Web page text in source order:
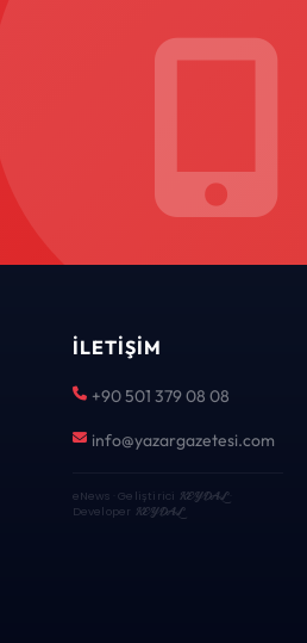
İLETIŞIM
+90 501 379 08 08
info@yazargazetesi.com
eNews · Geliştirici KEYDAL·
Developer KEYDAL